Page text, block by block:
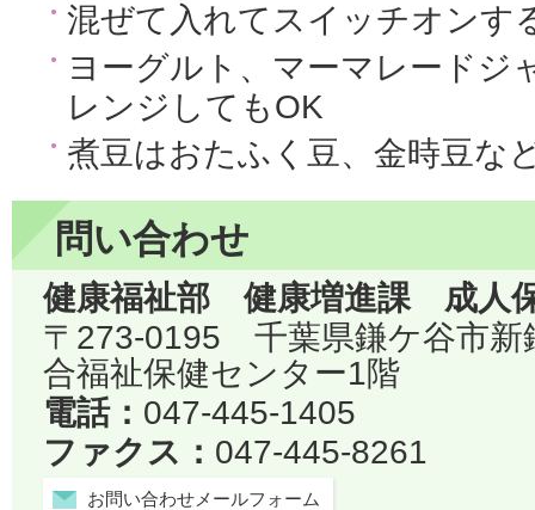
混ぜて入れてスイッチオンす
ヨーグルト、マーマレードジ
レンジしてもOK
煮豆はおたふく豆、金時豆な
問い合わせ
健康福祉部 健康増進課 成人
〒273-0195 千葉県鎌ケ谷市
合福祉保健センター1階
電話： 047-445-1405
ファクス： 047-445-8261
お問い合わせメールフォーム